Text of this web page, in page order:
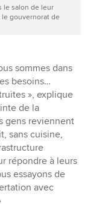
le salon de leur
gouvernorat de
sommes dans
besoins…
», explique
de la
gens reviennent
sans cuisine,
répondre à leurs
essayons de
avec